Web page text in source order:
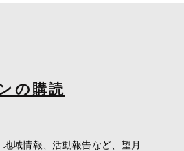
の購読
域情報、活動報告など、望月